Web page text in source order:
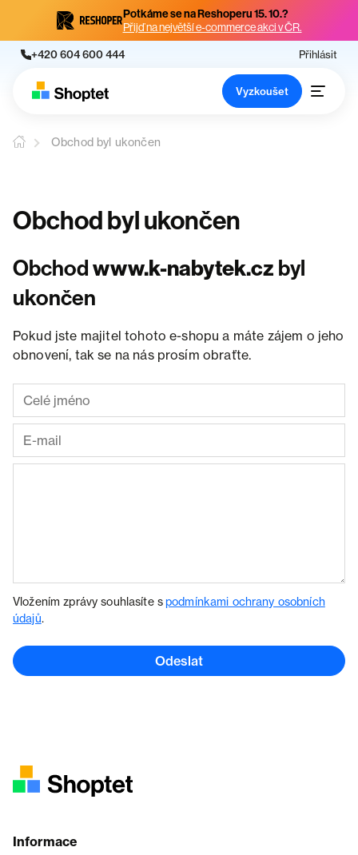
Potkáme se na Reshoperu 15. 10.?
Přijď na největší e-commerce akci v ČR.
+420 604 600 444 Přihlásit
Vyzkoušet
Obchod byl ukončen
Obchod byl ukončen
Obchodwww.k-nabytek.cz byl
ukončen
Pokud jste majitel tohoto e-shopu a máte zájem o jeho
obnovení, tak se na nás prosím obraťte.
Vložením zprávy souhlasíte spodmínkami ochrany osobních
údajů.
Odeslat
Informace